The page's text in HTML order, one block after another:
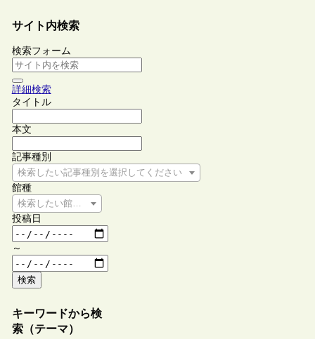
サイト内検索
検索フォーム
詳細検索
タイトル
本文
記事種別
検索したい記事種別を選択してください
館種
検索したい館種を選択してください
投稿日
～
検索
キーワードから検
索（テーマ）